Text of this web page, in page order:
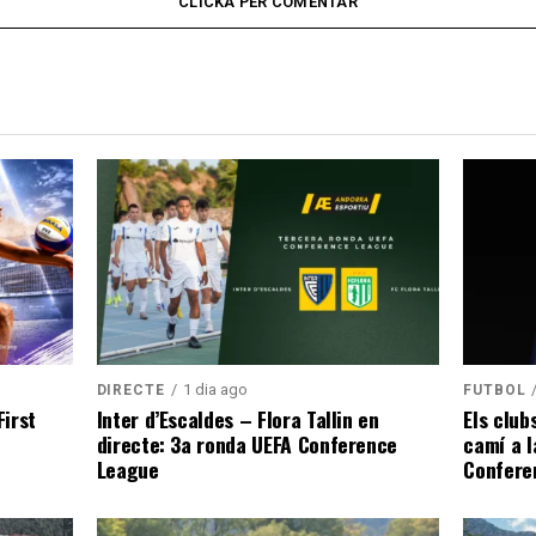
DIRECTE 1 dia ago
Inter d’Escaldes – Flora Tallin en
directe: 3a ronda UEFA Conference
League
FUTBOL
Els
camí a